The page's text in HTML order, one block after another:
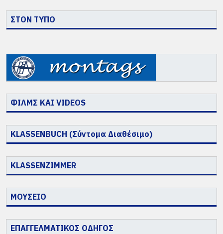
ΣΤΟΝ ΤΥΠΟ
ΦΙΛΜΣ ΚΑΙ VIDEOS
KLASSENBUCH (Σύντομα Διαθέσιμο)
KLASSENZIMMER
ΜΟΥΣΕΙΟ
ΕΠΑΓΓΕΛΜΑΤΙΚΟΣ ΟΔΗΓΟΣ